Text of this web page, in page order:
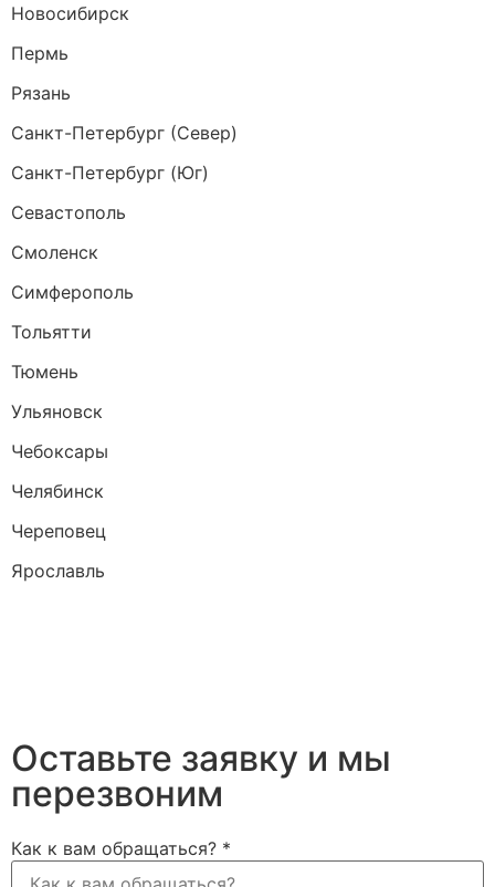
Новосибирск
Пермь
Рязань
Санкт-Петербург (Север)
Санкт-Петербург (Юг)
Севастополь
Смоленск
Симферополь
Тольятти
Тюмень
Ульяновск
Чебоксары
Челябинск
Череповец
Ярославль
Оставьте заявку и мы
перезвоним
Как к вам обращаться? *